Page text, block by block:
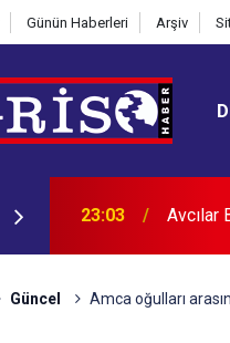
Günün Haberleri Arşiv
22:24
Güncel Amca oğulları